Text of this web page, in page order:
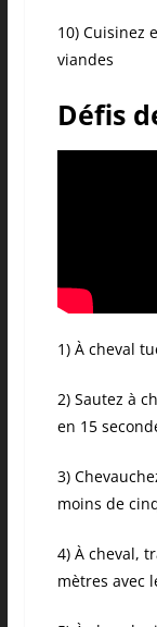
10) Cuisinez
viandes
Défis
1) À cheval
2) Sautez à
en 15
3)
moins de
4) À cheval,
mètres avec